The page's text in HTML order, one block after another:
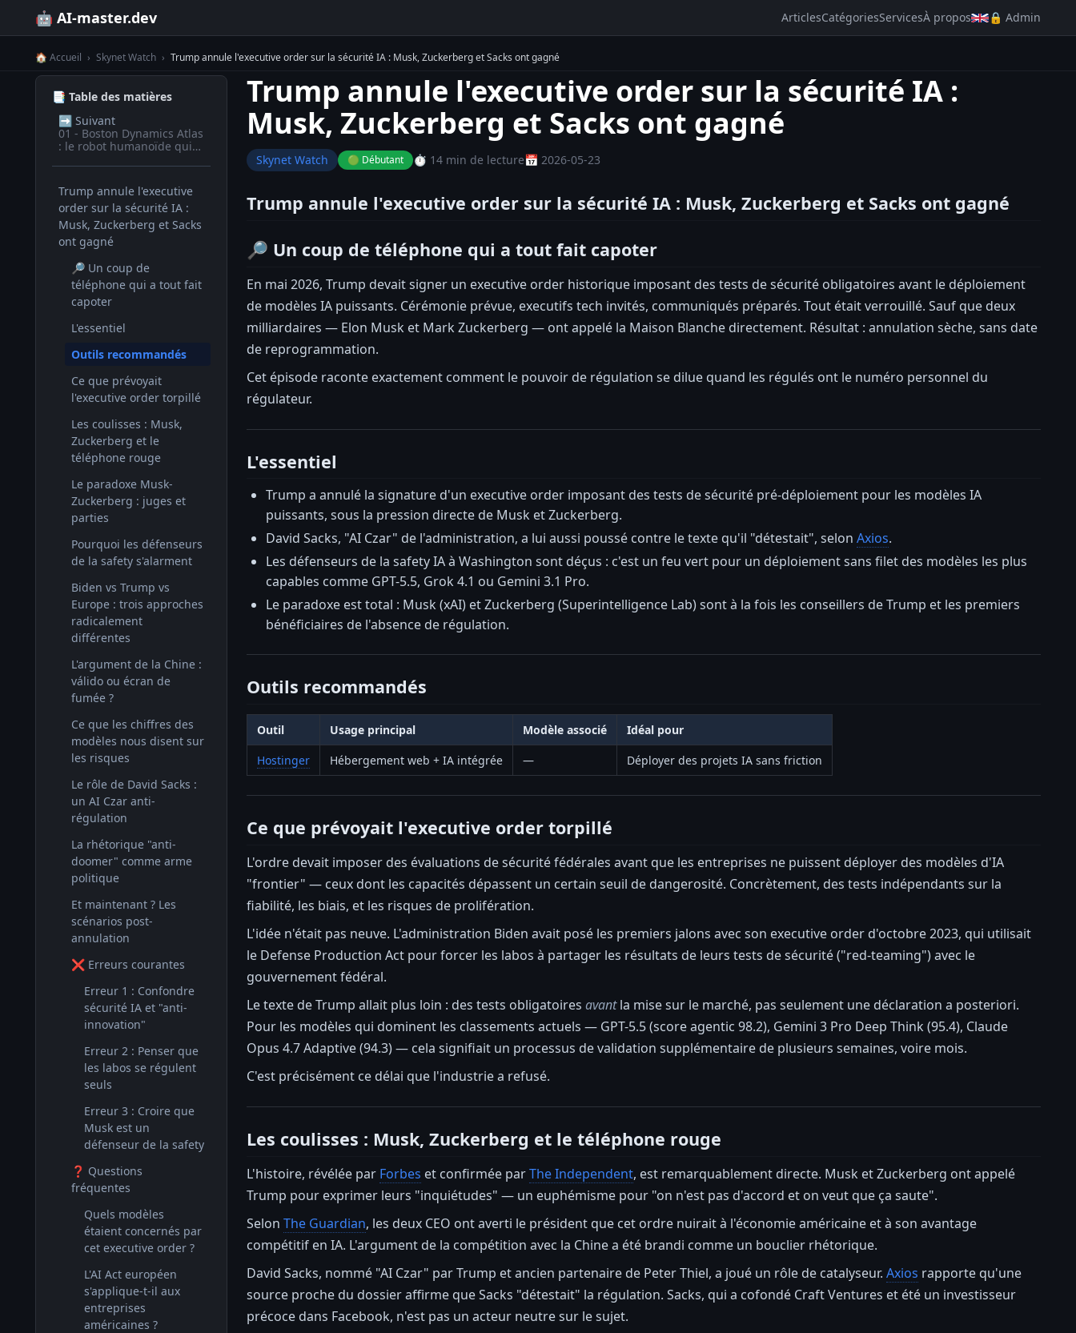
🤖 AI-master.dev ArticlesCatégoriesServicesÀ propos 🔒 Admin
🏠 Accueil › Skynet Watch › Trump annule l'executive order sur la sécurité IA : Musk, Zuckerberg et Sacks ont gagné
📑 Table des matières
➡️ Suivant
01 - Boston Dynamics Atlas
: le robot humanoïde qui
Trump annule l'executive
order sur la sécurité IA :
Musk, Zuckerberg et Sacks
ont gagné
🔎 Un coup de
téléphone qui a tout fait
capoter
L'essentiel
Outils recommandés
Ce que prévoyait
l'executive order torpillé
Les coulisses : Musk,
Zuckerberg et le
téléphone rouge
Le paradoxe Musk-
Zuckerberg : juges et
parties
Pourquoi les défenseurs
de la safety s'alarment
Biden vs Trump vs
Europe : trois approches
radicalement
différentes
L'argument de la Chine :
válido ou écran de
fumée ?
Ce que les chiffres des
modèles nous disent sur
les risques
Le rôle de David Sacks :
un AI Czar anti-
régulation
La rhétorique "anti-
doomer" comme arme
politique
Et maintenant ? Les
scénarios post-
annulation
❌ Erreurs courantes
Erreur 1 : Confondre
sécurité IA et "anti-
innovation"
Erreur 2 : Penser que
les labos se régulent
seuls
Erreur 3 : Croire que
Musk est un
défenseur de la safety
❓ Questions
fréquentes
Quels modèles
étaient concernés par
cet executive order ?
L'AI Act européen
s'applique-t-il aux
entreprises
américaines ?
Trump annule l'executive order sur la sécurité IA :
Musk, Zuckerberg et Sacks ont gagné
Skynet Watch 🟢 Débutant ⏱️ 14 min de lecture📅 2026-05-23
Trump annule l'executive order sur la sécurité IA : Musk, Zuckerberg et Sacks ont gagné
🔎 Un coup de téléphone qui a tout fait capoter
En mai 2026, Trump devait signer un executive order historique imposant des tests de sécurité obligatoires avant le déploiement
de modèles IA puissants. Cérémonie prévue, executifs tech invités, communiqués préparés. Tout était verrouillé. Sauf que deux
milliardaires — Elon Musk et Mark Zuckerberg — ont appelé la Maison Blanche directement. Résultat : annulation sèche, sans date
de reprogrammation.
Cet épisode raconte exactement comment le pouvoir de régulation se dilue quand les régulés ont le numéro personnel du
régulateur.
L'essentiel
Trump a annulé la signature d'un executive order imposant des tests de sécurité pré-déploiement pour les modèles IA
puissants, sous la pression directe de Musk et Zuckerberg.
David Sacks, "AI Czar" de l'administration, a lui aussi poussé contre le texte qu'il "détestait", selon Axios.
Les défenseurs de la safety IA à Washington sont déçus : c'est un feu vert pour un déploiement sans filet des modèles les plus
capables comme GPT-5.5, Grok 4.1 ou Gemini 3.1 Pro.
Le paradoxe est total : Musk (xAI) et Zuckerberg (Superintelligence Lab) sont à la fois les conseillers de Trump et les premiers
bénéficiaires de l'absence de régulation.
Outils recommandés
Outil Usage principal Modèle associé
Idéal pour
Hostinger
Hébergement web + IA intégrée — Déployer des projets IA sans friction
Ce que prévoyait l'executive order torpillé
L'ordre devait imposer des évaluations de sécurité fédérales avant que les entreprises ne puissent déployer des modèles d'IA
"frontier" — ceux dont les capacités dépassent un certain seuil de dangerosité. Concrètement, des tests indépendants sur la
fiabilité, les biais, et les risques de prolifération.
L'idée n'était pas neuve. L'administration Biden avait posé les premiers jalons avec son executive order d'octobre 2023, qui utilisait
le Defense Production Act pour forcer les labos à partager les résultats de leurs tests de sécurité ("red-teaming") avec le
gouvernement fédéral.
Le texte de Trump allait plus loin : des tests obligatoires avantla mise sur le marché, pas seulement une déclaration a posteriori.
Pour les modèles qui dominent les classements actuels — GPT-5.5 (score agentic 98.2), Gemini 3 Pro Deep Think (95.4), Claude
Opus 4.7 Adaptive (94.3) — cela signifiait un processus de validation supplémentaire de plusieurs semaines, voire mois.
C'est précisément ce délai que l'industrie a refusé.
Les coulisses : Musk, Zuckerberg et le téléphone rouge
L'histoire, révélée par Forbes et confirmée parThe Independent, est remarquablement directe. Musk et Zuckerberg ont appelé
Trump pour exprimer leurs "inquiétudes" — un euphémisme pour "on n'est pas d'accord et on veut que ça saute".
Selon The Guardian, les deux CEO ont averti le président que cet ordre nuirait à l'économie américaine et à son avantage
compétitif en IA. L'argument de la compétition avec la Chine a été brandi comme un bouclier rhétorique.
David Sacks, nommé "AI Czar" par Trump et ancien partenaire de Peter Thiel, a joué un rôle de catalyseur. Axios rapporte qu'une
source proche du dossier affirme que Sacks "détestait" la régulation. Sacks, qui a cofondé Craft Ventures et été un investisseur
précoce dans Facebook, n'est pas un acteur neutre sur le sujet.